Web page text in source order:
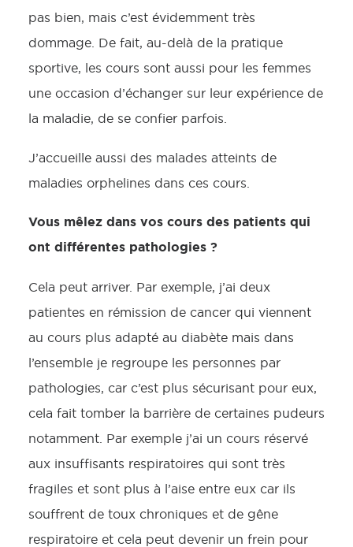
pas bien, mais c’est évidemment très
dommage. De fait, au-delà de la pratique
sportive, les cours sont aussi pour les femmes
une occasion d’échanger sur leur expérience de
la maladie, de se confier parfois.
J’accueille aussi des malades atteints de
maladies orphelines dans ces cours.
Vous mêlez dans vos cours des patients qui
ont différentes pathologies ?
Cela peut arriver. Par exemple, j’ai deux
patientes en rémission de cancer qui viennent
au cours plus adapté au diabète mais dans
l’ensemble je regroupe les personnes par
pathologies, car c’est plus sécurisant pour eux,
cela fait tomber la barrière de certaines pudeurs
notamment. Par exemple j’ai un cours réservé
aux insuffisants respiratoires qui sont très
fragiles et sont plus à l’aise entre eux car ils
souffrent de toux chroniques et de gêne
respiratoire et cela peut devenir un frein pour